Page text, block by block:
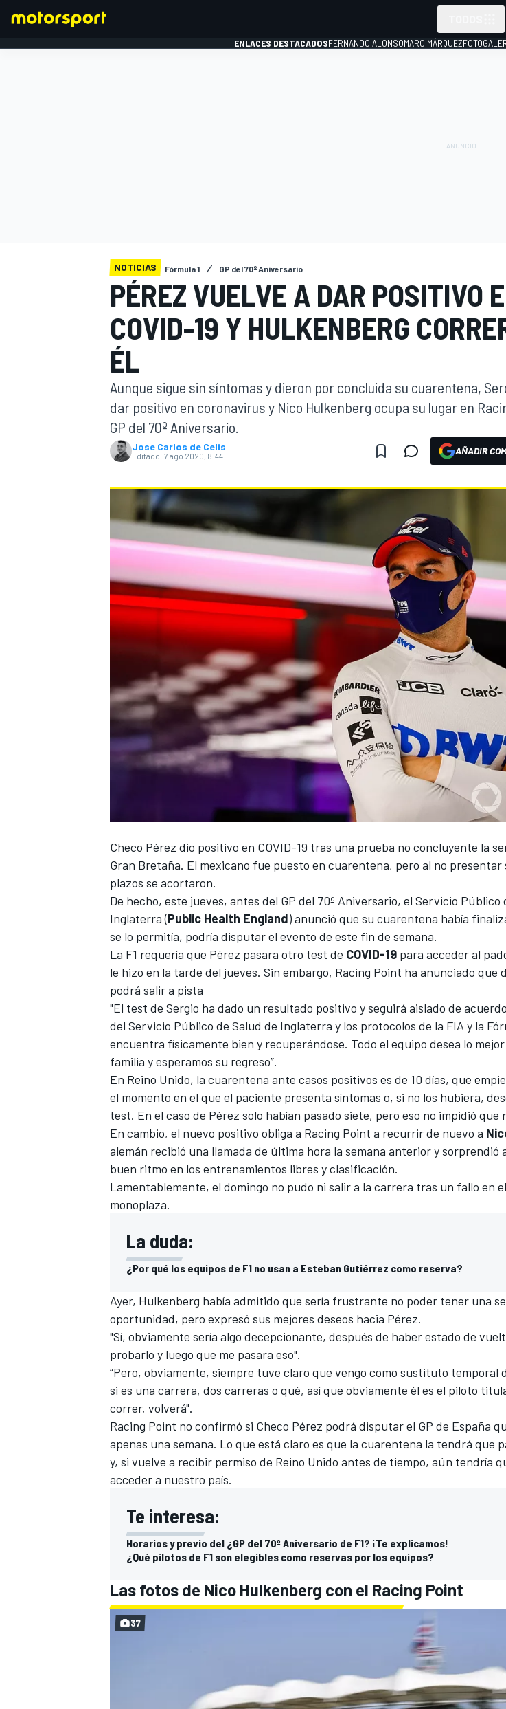
INDYCAR
WEC FÓRMULA E
MÁS CATEGORÍAS
ENLACES DESTACADOSFERNANDO ALONSOMARC MÁRQUEZ
NOTICIAS Fórmula 1 GP del 70º Aniversario
PÉREZ VUELVE A DAR POSITIVO
COVID-19 Y HULKENBERG
ÉL
Aunque sigue sin síntomas y dieron por concluida su cuarentena,
dar positivo en coronavirus y Nico Hulkenberg ocupa su lugar en
GP del 70º Aniversario.
Jose Carlos de Celis
Editado: 7 ago 2020, 8:44 AÑADIR
Checo Pérez dio positivo en COVID-19 tras una prueba no concluyente la
Gran Bretaña. El mexicano fue puesto en cuarentena, pero al no presentar
plazos se acortaron.
De hecho, este jueves, antes del GP del 70º Aniversario, el Servicio Público
Inglaterra (Public Health England) anunció que su cuarentena había
se lo permitía, podría disputar el evento de este fin de semana.
La F1 requería que Pérez pasara otro test de COVID-19 para acceder al
le hizo en la tarde del jueves. Sin embargo, Racing Point ha anunciado que
podrá salir a pista
"El test de Sergio ha dado un resultado positivo y seguirá aislado de
del Servicio Público de Salud de Inglaterra y los protocolos de la FIA y la
encuentra físicamente bien y recuperándose. Todo el equipo desea lo mejor
familia y esperamos su regreso”.
En Reino Unido, la cuarentena ante casos positivos es de 10 días, que
el momento en el que el paciente presenta síntomas o, si no los hubiera,
test. En el caso de Pérez solo habían pasado siete, pero eso no impidió que
En cambio, el nuevo positivo obliga a Racing Point a recurrir de nuevo a
alemán recibió una llamada de última hora la semana anterior ysorprendió
buen ritmo en los entrenamientos libres y clasificación.
Lamentablemente, el domingo no pudo ni salir a la carrera tras un fallo en
monoplaza.
La duda:
¿Por qué los equipos de F1 no usan a Esteban Gutiérrez como reserva?
Ayer, Hulkenberg había admitido que sería frustrante no poder tener una
oportunidad, pero expresó sus mejores deseos hacia Pérez.
"Sí, obviamente sería algo decepcionante, después de haber estado de
probarlo y luego que me pasara eso".
“Pero, obviamente, siempre tuve claro que vengo como sustituto temporal
si es una carrera, dos carreras o qué, así que obviamente él es el piloto
correr, volverá".
Racing Point no confirmó si Checo Pérez podrá disputar el GP de España
apenas una semana. Lo que está claro es que la cuarentena la tendrá que
y, si vuelve a recibir permiso de Reino Unido antes de tiempo, aún tendría
acceder a nuestro país.
Te interesa:
Horarios y previo del ¿GP del 70º Aniversario de F1? ¡Te explicamos!
¿Qué pilotos de F1 son elegibles como reservas por los equipos?
Las fotos de Nico Hulkenberg con el Racing Point
37